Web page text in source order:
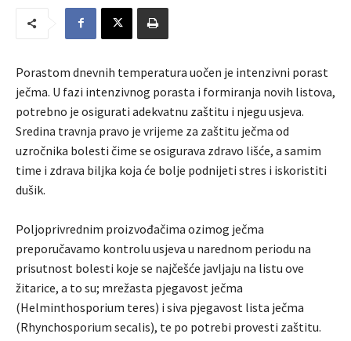
Porastom dnevnih temperatura uočen je intenzivni porast
ječma. U fazi intenzivnog porasta i formiranja novih listova,
potrebno je osigurati adekvatnu zaštitu i njegu usjeva.
Sredina travnja pravo je vrijeme za zaštitu ječma od
uzročnika bolesti čime se osigurava zdravo lišće, a samim
time i zdrava biljka koja će bolje podnijeti stres i iskoristiti
dušik.
Poljoprivrednim proizvođačima ozimog ječma
preporučavamo kontrolu usjeva u narednom periodu na
prisutnost bolesti koje se najčešće javljaju na listu ove
žitarice, a to su; mrežasta pjegavost ječma
(Helminthosporium teres) i siva pjegavost lista ječma
(Rhynchosporium secalis), te po potrebi provesti zaštitu.